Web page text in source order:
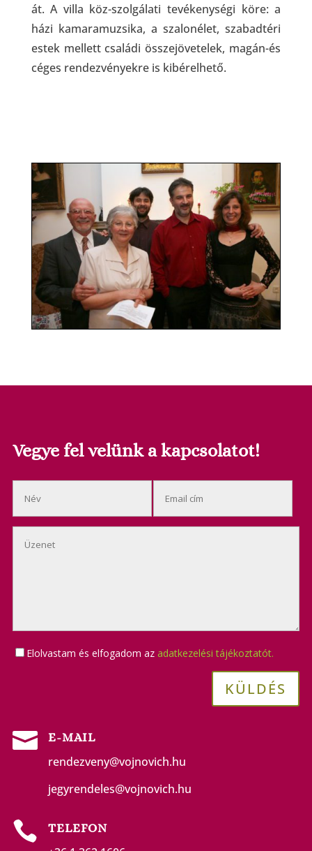
át. A villa köz-szolgálati tevékenységi köre: a
házi kamaramuzsika, a szalonélet, szabadtéri
estek mellett családi összejövetelek, magán-és
céges rendezvényekre is kibérelhető.
Vegye fel velünk a kapcsolatot!
Elolvastam és elfogadom az adatkezelési tájékoztatót.
 E-MAIL
rendezveny@vojnovich.hu
jegyrendeles@vojnovich.hu
 TELEFON